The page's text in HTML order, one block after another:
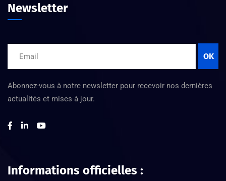
Newsletter
OK
Abonnez-vous à notre newsletter pour recevoir nos dernières
actualités et mises à jour.
Informations officielles :